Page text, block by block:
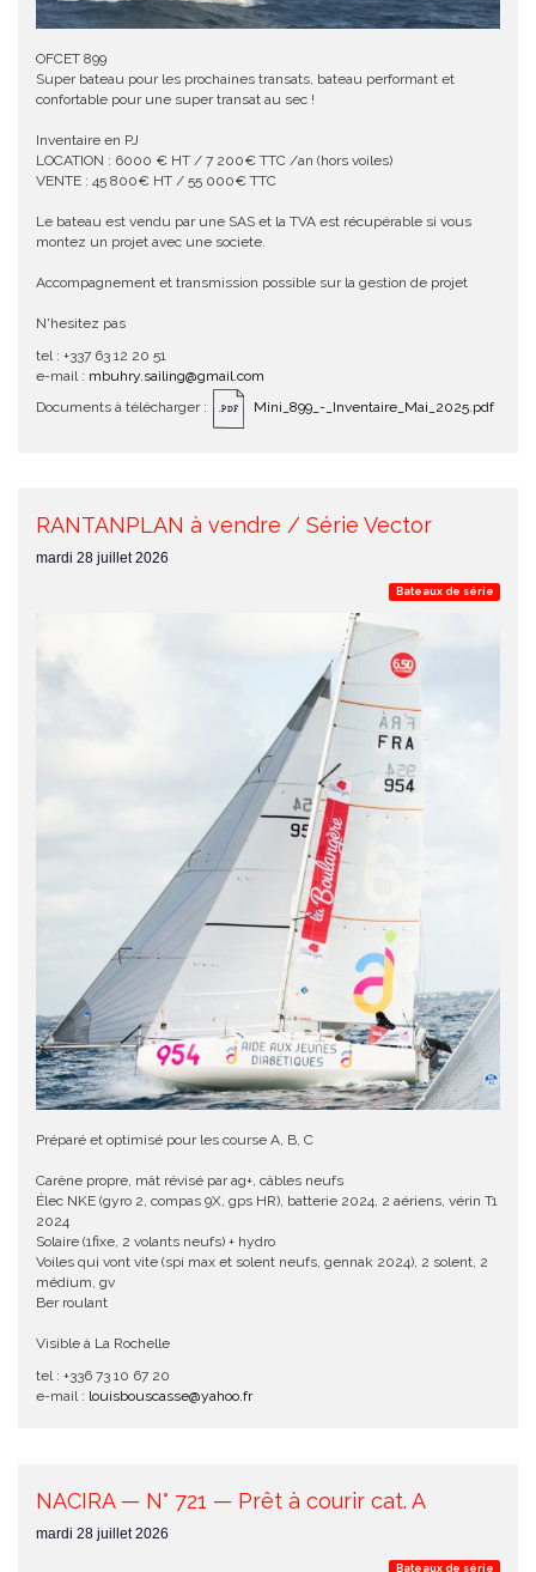
OFCET 899
Super bateau pour les prochaines transats, bateau performant et
confortable pour une super transat au sec !
Inventaire en PJ
LOCATION : 6000 € HT / 7 200€ TTC /an (hors voiles)
VENTE : 45 800€ HT / 55 000€ TTC
Le bateau est vendu par une SAS et la TVA est récupérable si vous
montez un projet avec une societe.
Accompagnement et transmission possible sur la gestion de projet
N'hesitez pas
tel : +337 63 12 20 51
e-mail : mbuhry.sailing@gmail.com
Documents à télécharger :
Mini_899_-_Inventaire_Mai_2025.pdf
RANTANPLAN à vendre / Série Vector
mardi 28 juillet 2026
Bateaux de série
Préparé et optimisé pour les course A, B, C
Carène propre, mât révisé par ag+, câbles neufs
Élec NKE (gyro 2, compas 9X, gps HR), batterie 2024, 2 aériens, vérin T1
2024
Solaire (1fixe, 2 volants neufs) + hydro
Voiles qui vont vite (spi max et solent neufs, gennak 2024), 2 solent, 2
médium, gv
Ber roulant
Visible à La Rochelle
tel : +336 73 10 67 20
e-mail : louisbouscasse@yahoo.fr
NACIRA — N° 721 — Prêt à courir cat. A
mardi 28 juillet 2026
Bateaux de série